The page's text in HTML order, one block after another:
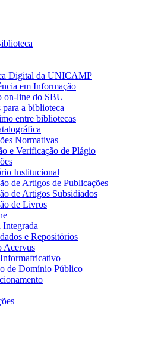
Digital da UNICAMP
em Informação
on-line do SBU
para a biblioteca
entre bibliotecas
Normativas
e Verificação de Plágio
Institucional
de Artigos de Publicações
de Artigos Subsidiados
de Livros
Integrada
e Repositórios
Acervus
de Domínio Público